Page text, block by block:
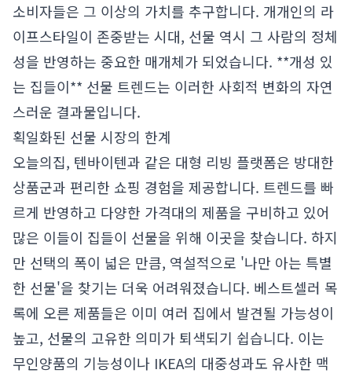
소비자들은 그 이상의 가치를 추구합니다. 개개인의 라
이프스타일이 존중받는 시대, 선물 역시 그 사람의 정체
성을 반영하는 중요한 매개체가 되었습니다. **개성 있
는 집들이** 선물 트렌드는 이러한 사회적 변화의 자연
스러운 결과물입니다.
획일화된 선물 시장의 한계
오늘의집, 텐바이텐과 같은 대형 리빙 플랫폼은 방대한
상품군과 편리한 쇼핑 경험을 제공합니다. 트렌드를 빠
르게 반영하고 다양한 가격대의 제품을 구비하고 있어
많은 이들이 집들이 선물을 위해 이곳을 찾습니다. 하지
만 선택의 폭이 넓은 만큼, 역설적으로 '나만 아는 특별
한 선물'을 찾기는 더욱 어려워졌습니다. 베스트셀러 목
록에 오른 제품들은 이미 여러 집에서 발견될 가능성이
높고, 선물의 고유한 의미가 퇴색되기 쉽습니다. 이는
무인양품의 기능성이나 IKEA의 대중성과도 유사한 맥